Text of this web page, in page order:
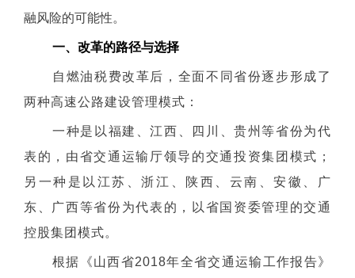
融风险的可能性。
一、改革的路径与选择
自燃油税费改革后，全面不同省份逐步形成了
两种高速公路建设管理模式：
一种是以福建、江西、四川、贵州等省份为代
表的，由省交通运输厅领导的交通投资集团模式；
另一种是以江苏、浙江、陕西、云南、安徽、广
东、广西等省份为代表的，以省国资委管理的交通
控股集团模式。
根据《山西省2018年全省交通运输工作报告》